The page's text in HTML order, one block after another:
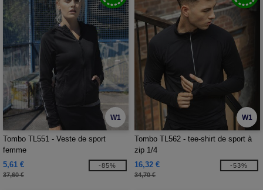
W1
Tombo TL551 - Veste de sport
femme
5,61 €
37,60 €
-85%
W1
Tombo TL562 - tee-shirt de sport à
zip 1/4
16,32 €
34,70 €
-53%